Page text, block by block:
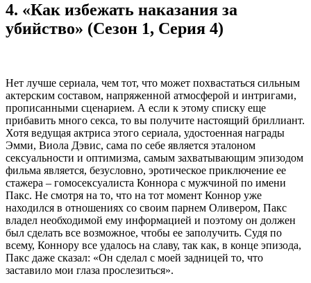
4. «Как избежать наказания за
убийство» (Сезон 1, Серия 4)
Нет лучше сериала, чем тот, что может похвастаться сильным
актерским составом, напряженной атмосферой и интригами,
прописанными сценарием. А если к этому списку еще
прибавить много секса, то вы получите настоящий бриллиант.
Хотя ведущая актриса этого сериала, удостоенная награды
Эмми, Виола Дэвис, сама по себе является эталоном
сексуальности и оптимизма, самым захватывающим эпизодом
фильма является, безусловно, эротическое приключение ее
стажера – гомосексуалиста Коннора с мужчиной по имени
Пакс. Не смотря на то, что на тот момент Коннор уже
находился в отношениях со своим парнем Оливером, Пакс
владел необходимой ему информацией и поэтому он должен
был сделать все возможное, чтобы ее заполучить. Судя по
всему, Коннору все удалось на славу, так как, в конце эпизода,
Пакс даже сказал: «Он сделал с моей задницей то, что
заставило мои глаза прослезиться».